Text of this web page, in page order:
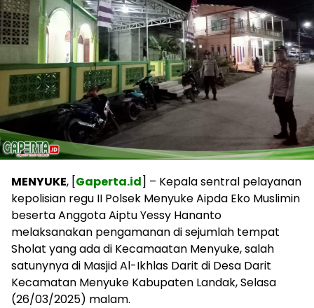
MENYUKE, [Gaperta.id] – Kepala sentral pelayanan
kepolisian regu II Polsek Menyuke Aipda Eko Muslimin
beserta Anggota Aiptu Yessy Hananto
melaksanakan pengamanan di sejumlah tempat
Sholat yang ada di Kecamaatan Menyuke, salah
satunynya di Masjid Al-Ikhlas Darit di Desa Darit
Kecamatan Menyuke Kabupaten Landak, Selasa
(26/03/2025) malam.